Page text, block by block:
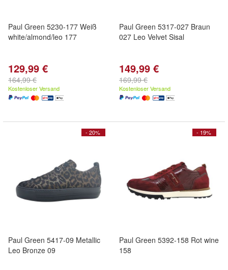
Paul Green 5230-177 Weiß
white/almond/leo 177
129,99 €
164,99 €
Kostenloser Versand
Paul Green 5317-027 Braun
027 Leo Velvet Sisal
149,99 €
169,99 €
Kostenloser Versand
- 20%
Paul Green 5417-09 Metallic
Leo Bronze 09
- 19%
Paul Green 5392-158 Rot wine
158